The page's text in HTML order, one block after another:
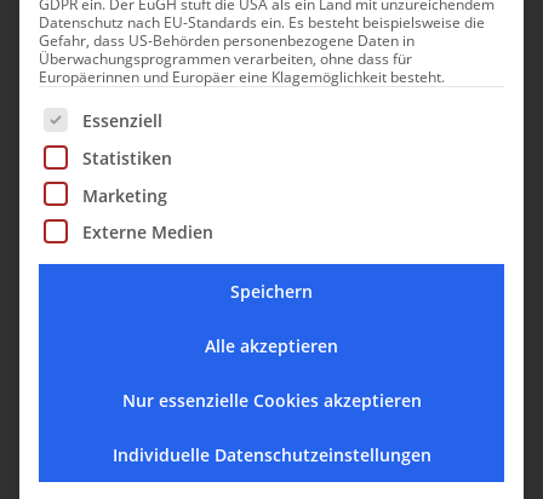
Datenschutz nach EU-Standards ein. Es besteht beispielsweise die
Gefahr, dass US-Behörden personenbezogene Daten in
Überwachungsprogrammen verarbeiten, ohne dass für
Europäerinnen und Europäer eine Klagemöglichkeit besteht.
Es folgt eine Liste der Service-Gruppen, für die eine
Essenziell
Statistiken
Marketing
Externe Medien
Speichern
Alle akzeptieren
Nur essenzielle Cookies akzeptieren
Individuelle Datenschutzeinstellungen